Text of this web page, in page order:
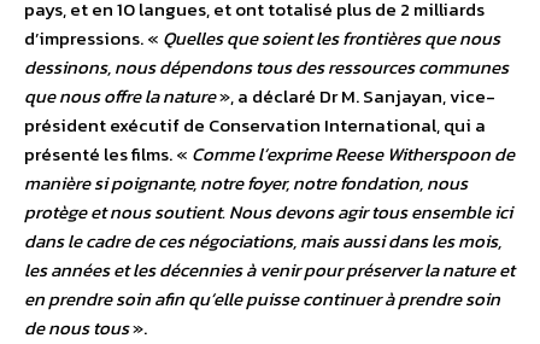
pays, et en 10 langues, et ont totalisé plus de 2 milliards
d’impressions. « Quelles que soient les frontières que nous
dessinons, nous dépendons tous des ressources communes
que nous offre la nature», a déclaré Dr M. Sanjayan, vice-
président exécutif de Conservation International, qui a
présenté les films. « Comme l’exprime Reese Witherspoon de
manière si poignante, notre foyer, notre fondation, nous
protège et nous soutient. Nous devons agir tous ensemble ici
dans le cadre de ces négociations, mais aussi dans les mois,
les années et les décennies à venir pour préserver la nature et
en prendre soin afin qu’elle puisse continuer à prendre soin
de nous tous».